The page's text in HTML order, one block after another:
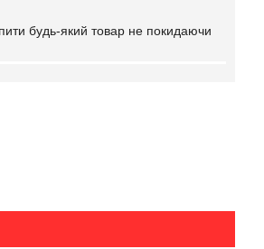
будь-який товар не покидаючи